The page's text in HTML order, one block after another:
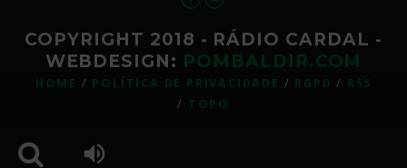
COPYRIGHT 2018 - RÁDIO CARDAL -
WEBDESIGN: POMBALDIR.COM
HOME POLÍTICA DE PRIVACIDADE RGPD
RSS
TOPO